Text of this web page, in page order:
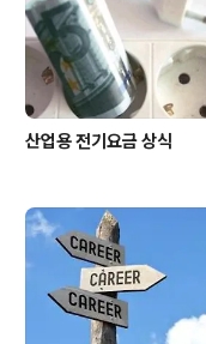
산업용 전기요금 상식